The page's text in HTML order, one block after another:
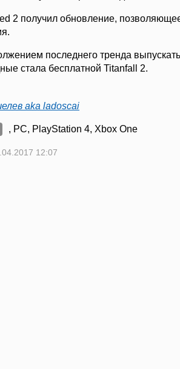
2 получил обновление,
последнего тренда
стала бесплатной Titanfall 2.
aka ladoscai
, PC, PlayStation 4, Xbox One
12:07